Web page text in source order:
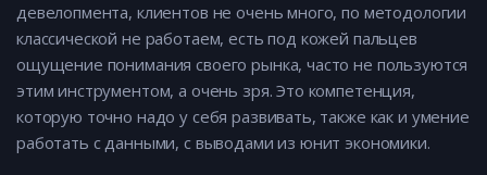
девелопмента, клиентов не очень много, по методологии
классической не работаем, есть под кожей пальцев
ощущение понимания своего рынка, часто не пользуются
этим инструментом, а очень зря. Это компетенция,
которую точно надо у себя развивать, также как и умение
работать с данными, с выводами из юнит экономики.